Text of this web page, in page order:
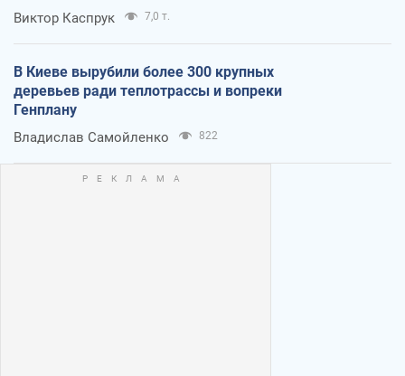
Виктор Каспрук 7,0 т.
В Киеве вырубили более 300 крупных
деревьев ради теплотрассы и вопреки
Генплану
Владислав Самойленко 822